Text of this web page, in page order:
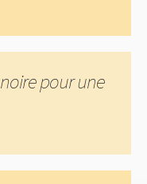
pour une